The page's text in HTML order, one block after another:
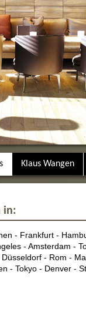
Klaus Wangen
in:
- Frankfurt -
- Amsterdam -
- Rom -
- Tokyo - Denver -